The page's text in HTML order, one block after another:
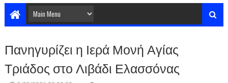
Πανηγυρίζει η Ιερά Μονή Αγίας
Τριάδος στο Λιβάδι Ελασσόνας